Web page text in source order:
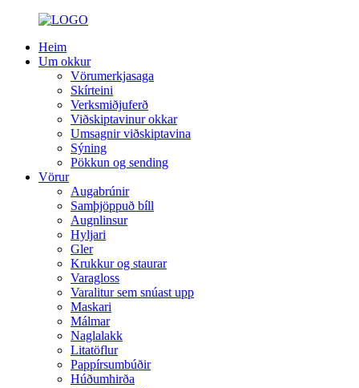
Heim
Um okkur
Vörumerkjasaga
Skírteini
Verksmiðjuferð
Viðskiptavinur okkar
Umsagnir viðskiptavina
Sýning
Pökkun og sending
Vörur
Augabrúnir
Samþjöppuð bíll
Augnlinsur
Hyljari
Gler
Krukkur og staurar
Varagloss
Varalitur sem snúast upp
Maskari
Málmar
Naglalakk
Litatöflur
Pappírsumbúðir
Húðumhirða